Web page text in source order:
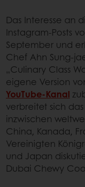
Das Interesse an
Instagram-Posts
September und
Chef Ahn Sung-
„Culinary Class
eigene Version
YouTube-Kanal
verbreitet sich
inzwischen
China, Kanada,
Vereinigten
und Japan
Dubai Chewy